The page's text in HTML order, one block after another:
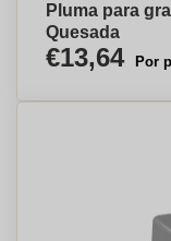
Pluma para
Quesada
€13,64 Por